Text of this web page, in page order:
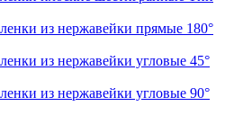
из нержавейки прямые 180°
из нержавейки угловые 45°
из нержавейки угловые 90°